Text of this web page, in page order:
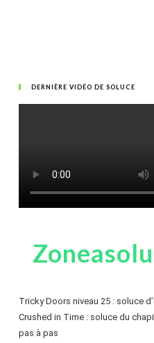
DERNIÈRE VIDÉO DE SOLUCE
Tricky Doors niveau 25 : soluce
Crushed in Time : soluce du
pas à pas